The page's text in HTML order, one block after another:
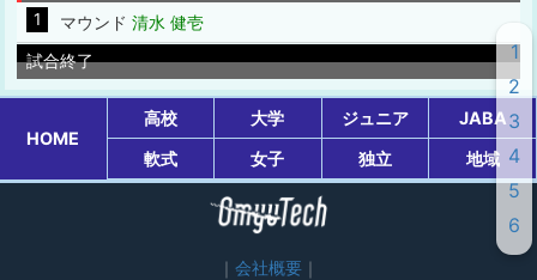
1
マウンド 清水 健壱
試合終了
HOME
高校 大学 ジュニア
JABA
軟式
女子 独立 地域
会社概要
1
2
3
4
5
6